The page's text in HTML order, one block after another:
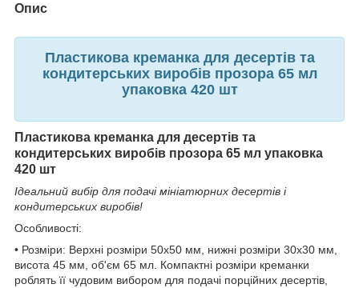
Опис
Пластикова креманка для десертів та
кондитерських виробів прозора 65 мл
упаковка 420 шт
Пластикова креманка для десертів та
кондитерських виробів прозора 65 мл упаковка
420 шт
Ідеальний вибір для подачі мініатюрних десертів і
кондитерських виробів!
Особливості:
• Розміри: Верхні розміри 50x50 мм, нижні розміри 30x30 мм,
висота 45 мм, об'єм 65 мл. Компактні розміри креманки
роблять її чудовим вибором для подачі порційних десертів,